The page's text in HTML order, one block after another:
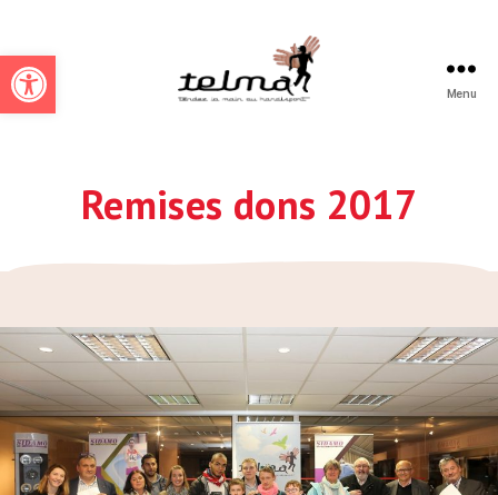
Ouvrir la barre d’outils
Menu
Remises dons 2017